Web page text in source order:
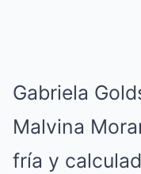
Gabriela
Malvina
fría y